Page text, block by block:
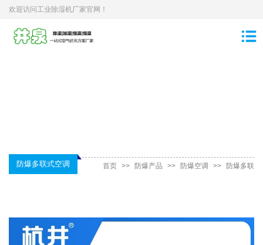
欢迎访问工业除湿机厂家官网！
防爆多联式空调 首页 >> 防爆产品 >> 防爆空调 >> 防爆多联